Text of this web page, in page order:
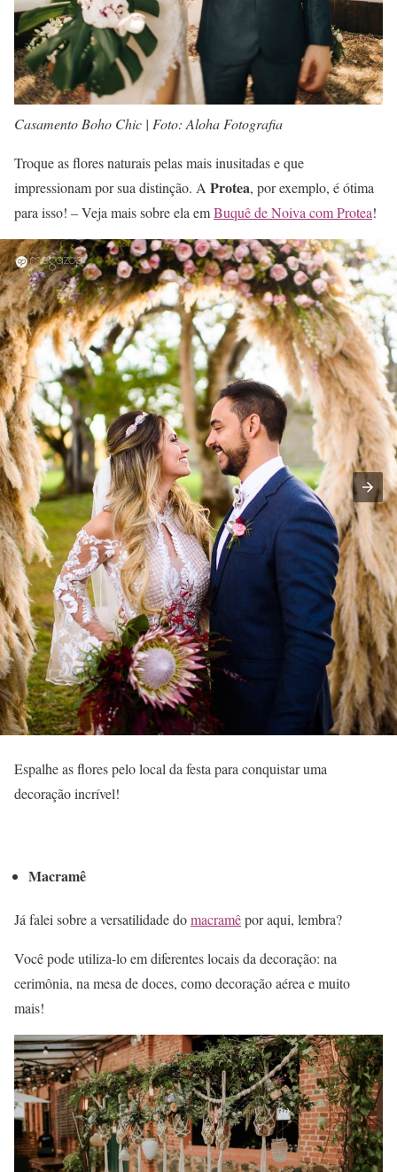
Casamento Boho Chic | Foto: Aloha Fotografia
Troque as flores naturais pelas mais inusitadas e que
impressionam por sua distinção. A Protea, por exemplo, é ótima
para isso! – Veja mais sobre ela emBuquê de Noiva com Protea!
Espalhe as flores pelo local da festa para conquistar uma
decoração incrível!
Macramê
Já falei sobre a versatilidade domacramêpor aqui, lembra?
Você pode utiliza-lo em diferentes locais da decoração: na
cerimônia, na mesa de doces, como decoração aérea e muito
mais!